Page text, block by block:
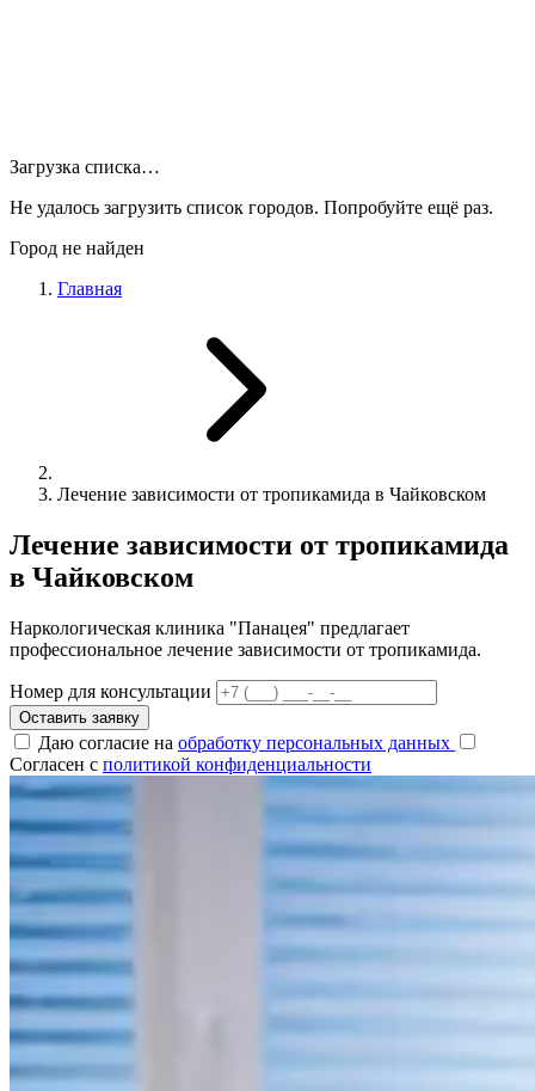
Загрузка списка…
Не удалось загрузить список городов. Попробуйте ещё раз.
Город не найден
Главная
Лечение зависимости от тропикамида в Чайковском
Лечение зависимости от тропикамида
в Чайковском
Наркологическая клиника "Панацея" предлагает
профессиональное лечение зависимости от тропикамида.
Номер для консультации
Оставить заявку
Даю согласие на обработку персональных данных
Согласен с политикой конфиденциальности